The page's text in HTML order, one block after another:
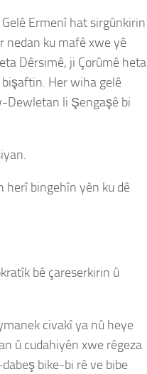
Ermenî hat sirgûnkirin
nedan ku mafê xwe yê
Dêrsimê, ji Çorûmê heta
Her wiha gelê
Dewletan li Şengaşê bi
herî bingehîn yên ku dê
bê çareserkirin û
civakî ya nû heye
û cudahiyên xwe rêgeza
bike-bi rê ve bibe